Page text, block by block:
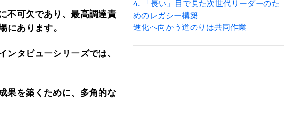
不可欠であり、最高調達責
にあります。
ンタビューシリーズでは、
果を築くために、多角的な
4.
「長い」目で見た次世代リーダーのた
めのレガシー構築
進化へ向かう道のりは共同作業